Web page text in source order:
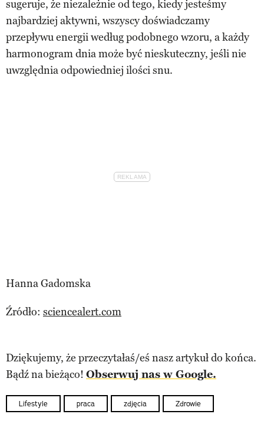
sugeruje, że niezależnie od tego, kiedy jesteśmy
najbardziej aktywni, wszyscy doświadczamy
przepływu energii według podobnego wzoru, a każdy
harmonogram dnia może być nieskuteczny, jeśli nie
uwzględnia odpowiedniej ilości snu.
Hanna Gadomska
Źródło: sciencealert.com
Dziękujemy, że przeczytałaś/eś nasz artykuł do końca.
Bądź na bieżąco! Obserwuj nas w Google.
Lifestyle praca zdjęcia Zdrowie